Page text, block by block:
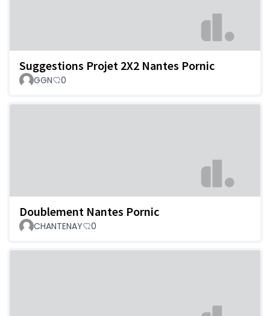
Suggestions Projet 2X2 Nantes Pornic
GGN 0
Doublement Nantes Pornic
CHANTENAY 0